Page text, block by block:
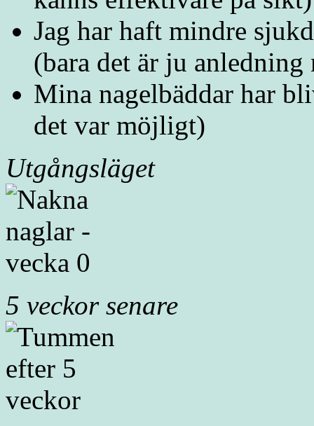
Jag har haft mindre
(bara det är ju
Mina nagelbäddar har
det var möjligt)
Utgångsläget
5 veckor senare